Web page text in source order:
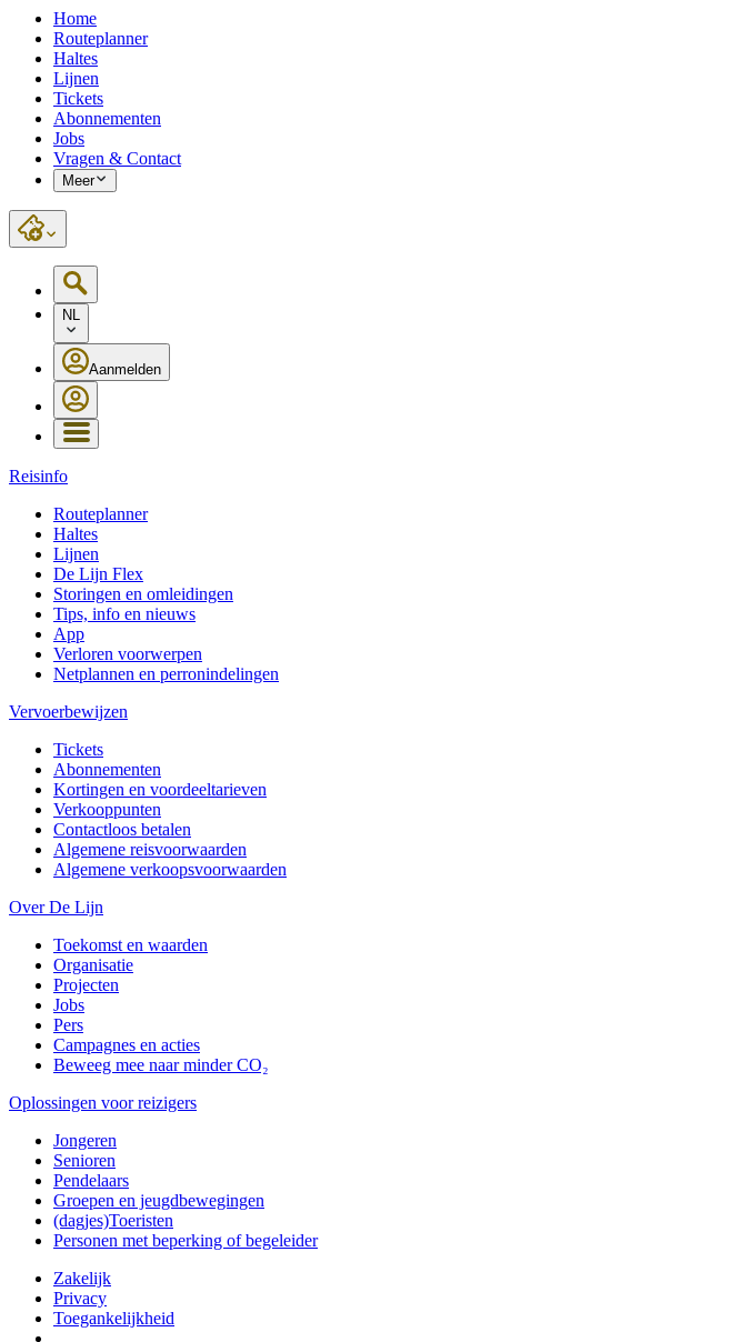
Home
Routeplanner
Haltes
Lijnen
Tickets
Abonnementen
Jobs
Vragen & Contact
Meer
NL
Aanmelden
Reisinfo
Routeplanner
Haltes
Lijnen
De Lijn Flex
Storingen en omleidingen
Tips, info en nieuws
App
Verloren voorwerpen
Netplannen en perronindelingen
Vervoerbewijzen
Tickets
Abonnementen
Kortingen en voordeeltarieven
Verkooppunten
Contactloos betalen
Algemene reisvoorwaarden
Algemene verkoopsvoorwaarden
Over De Lijn
Toekomst en waarden
Organisatie
Projecten
Jobs
Pers
Campagnes en acties
Beweeg mee naar minder CO₂
Oplossingen voor reizigers
Jongeren
Senioren
Pendelaars
Groepen en jeugdbewegingen
(dagjes)Toeristen
Personen met beperking of begeleider
Zakelijk
Privacy
Toegankelijkheid